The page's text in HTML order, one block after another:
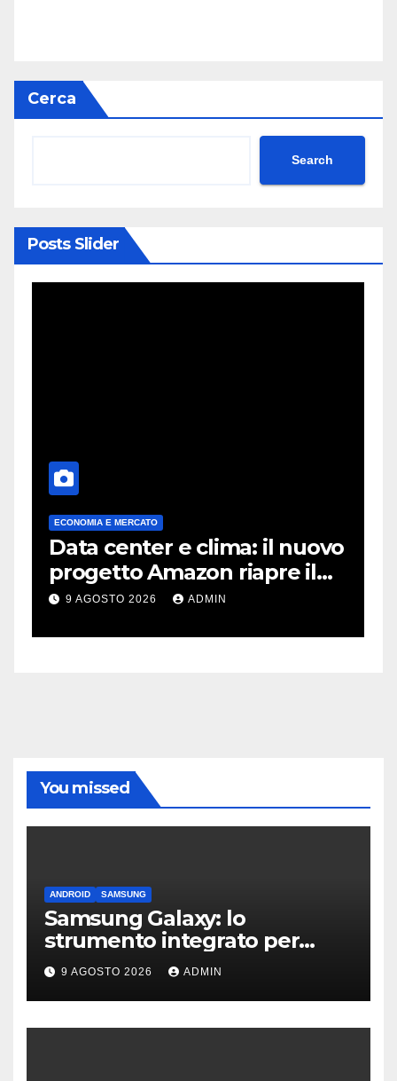
Cerca
Search
Posts Slider
ECONOMIA E MERCATO
Data center e clima: il nuovo
progetto Amazon riapre il
dibattito sulle emissioni
9 AGOSTO 2026 ADMIN
You missed
ANDROID SAMSUNG
Samsung Galaxy: lo
strumento integrato per
liberare spazio sullo
smartphone
9 AGOSTO 2026 ADMIN